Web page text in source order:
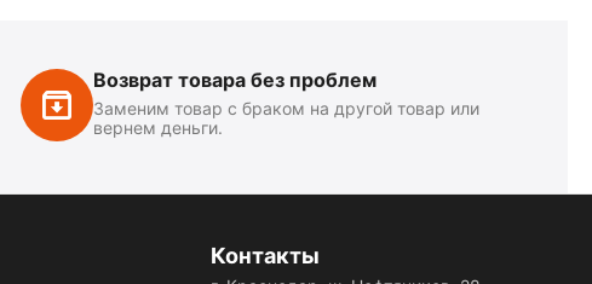
Возврат товара без проблем
Заменим товар с браком на другой товар или
вернем деньги.
Контакты